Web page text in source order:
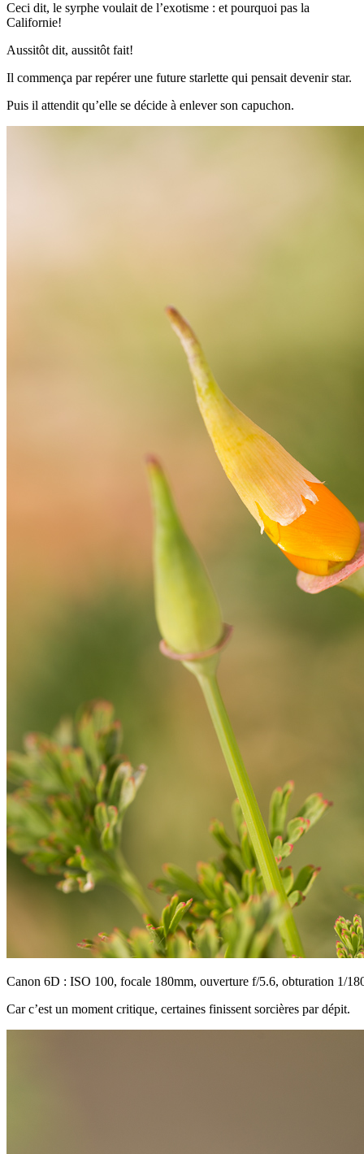
Ceci dit, le syrphe voulait de l’exotisme : et pourquoi pas la
Californie!
Aussitôt dit, aussitôt fait!
Il commença par repérer une future starlette qui pensait devenir star.
Puis il attendit qu’elle se décide à enlever son capuchon.
Canon 6D : ISO 100, focale 180mm, ouverture f/5.6, obturation 1/
Car c’est un moment critique, certaines finissent sorcières par dépit.